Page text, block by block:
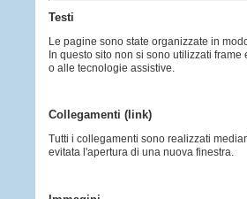
Testi
Le pagine sono state organizzate in
In questo sito non si sono utilizzati
o alle tecnologie assistive.
Collegamenti (link)
Tutti i collegamenti sono realizzati
evitata l'apertura di una nuova finestra.